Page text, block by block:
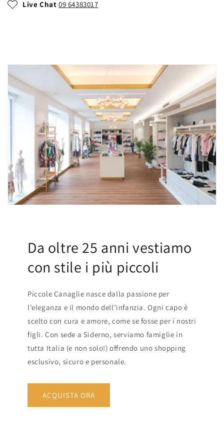
Live Chat 09 64383017
Da oltre 25 anni vestiamo
con stile i più piccoli
Piccole Canaglie nasce dalla passione per
l’eleganza e il mondo dell’infanzia. Ogni capo è
scelto con cura e amore, come se fosse per i nostri
figli. Con sede a Siderno, serviamo famiglie in
tutta Italia (e non solo!) offrendo uno shopping
esclusivo, sicuro e personale.
ACQUISTA ORA